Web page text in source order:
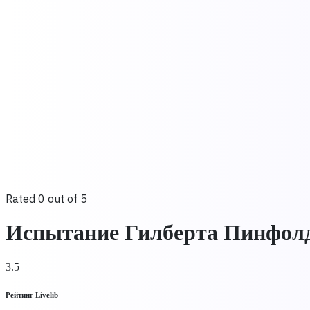
Rated 0 out of 5
Испытание Гилберта
3.5
Рейтинг Livelib